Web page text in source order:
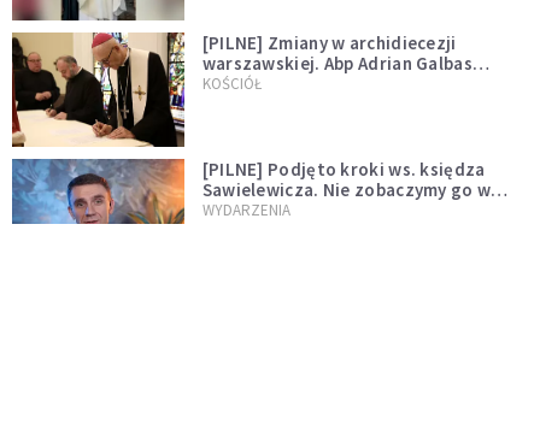
[PILNE] Zmiany w archidiecezji
warszawskiej. Abp Adrian Galbas
wręczył dekrety nowym proboszczom
KOŚCIÓŁ
[PILNE] Podjęto kroki ws. księdza
Sawielewicza. Nie zobaczymy go w
mediach
WYDARZENIA